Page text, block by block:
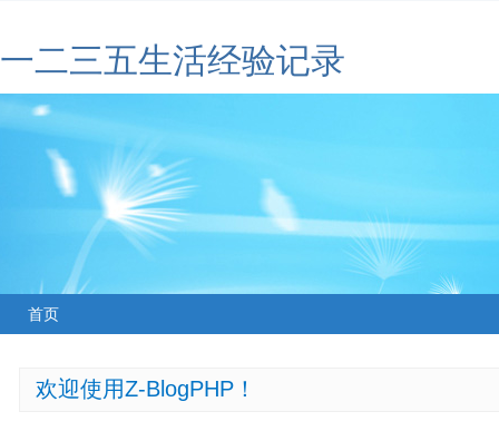
一二三五生活经验记录
首页
欢迎使用Z-BlogPHP！